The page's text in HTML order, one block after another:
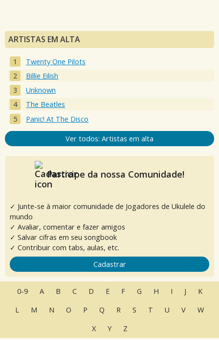
ARTISTAS EM ALTA
Twenty One Pilots
Billie Eilish
Unknown
The Beatles
Panic! At The Disco
Ver todos: Artistas em alta
Participe da nossa Comunidade!
✓ Junte-se à maior comunidade de Jogadores de Ukulele do
mundo
✓ Avaliar, comentar e fazer amigos
✓ Salvar cifras em seu songbook
✓ Contribuir com tabs, aulas, etc.
Cadastrar
0-9 A B C D E F G H I J
K
L
M N O P Q R S T U V
W
X
Y Z